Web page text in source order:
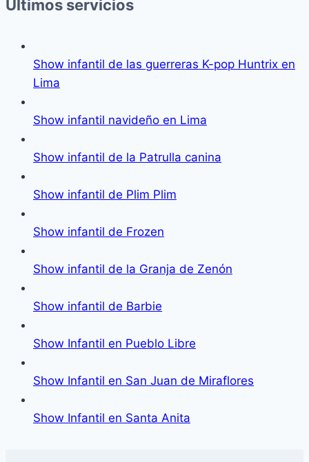
Últimos servicios
Show infantil de las guerreras K-pop Huntrix en
Lima
Show infantil navideño en Lima
Show infantil de la Patrulla canina
Show infantil de Plim Plim
Show infantil de Frozen
Show infantil de la Granja de Zenón
Show infantil de Barbie
Show Infantil en Pueblo Libre
Show Infantil en San Juan de Miraflores
Show Infantil en Santa Anita